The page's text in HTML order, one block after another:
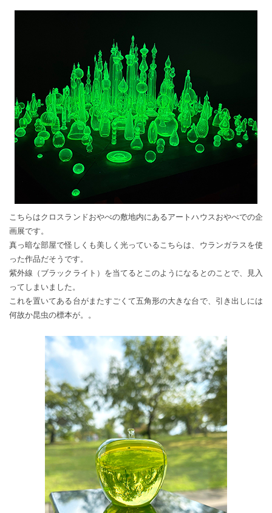
こちらはクロスランドおやべの敷地内にあるアートハウスおやべでの企
画展です。
真っ暗な部屋で怪しくも美しく光っているこちらは、ウランガラスを使
った作品だそうです。
紫外線（ブラックライト）を当てるとこのようになるとのことで、見入
ってしまいました。
これを置いてある台がまたすごくて五角形の大きな台で、引き出しには
何故か昆虫の標本が。。